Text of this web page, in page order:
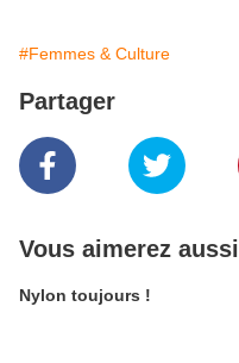
#Femmes & Culture
Partager
Vous aimerez aussi
Nylon toujours !